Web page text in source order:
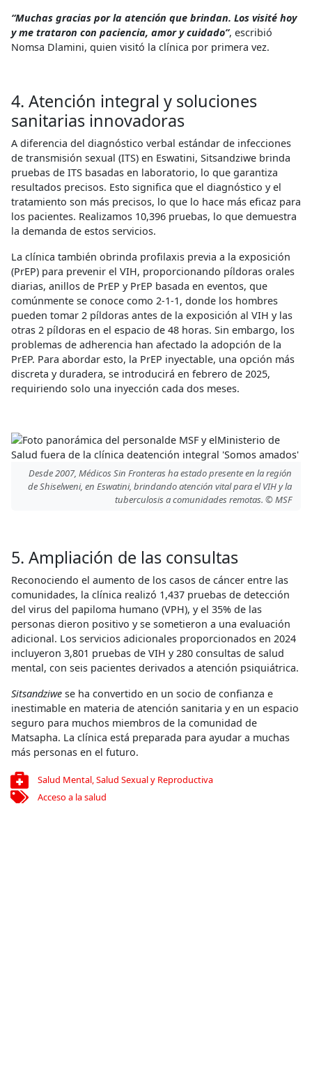
“Muchas gracias por la atención que brindan. Los visité hoy
y me trataron con paciencia, amor y cuidado”, escribió
Nomsa Dlamini, quien visitó la clínica por primera vez.
4. Atención integral y soluciones
sanitarias innovadoras
A diferencia del diagnóstico verbal estándar de infecciones
de transmisión sexual (ITS) en Eswatini, Sitsandziwe brinda
pruebas de ITS basadas en laboratorio, lo que garantiza
resultados precisos. Esto significa que el diagnóstico y el
tratamiento son más precisos, lo que lo hace más eficaz para
los pacientes. Realizamos 10,396 pruebas, lo que demuestra
la demanda de estos servicios.
La clínica también obrinda profilaxis previa a la exposición
(PrEP) para prevenir el VIH, proporcionando píldoras orales
diarias, anillos de PrEP y PrEP basada en eventos, que
comúnmente se conoce como 2-1-1, donde los hombres
pueden tomar 2 píldoras antes de la exposición al VIH y las
otras 2 píldoras en el espacio de 48 horas. Sin embargo, los
problemas de adherencia han afectado la adopción de la
PrEP. Para abordar esto, la PrEP inyectable, una opción más
discreta y duradera, se introducirá en febrero de 2025,
requiriendo solo una inyección cada dos meses.
Desde 2007, Médicos Sin Fronteras ha estado presente en la región
de Shiselweni, en Eswatini, brindando atención vital para el VIH y la
tuberculosis a comunidades remotas. © MSF
5. Ampliación de las consultas
Reconociendo el aumento de los casos de cáncer entre las
comunidades, la clínica realizó 1,437 pruebas de detección
del virus del papiloma humano (VPH), y el 35% de las
personas dieron positivo y se sometieron a una evaluación
adicional. Los servicios adicionales proporcionados en 2024
incluyeron 3,801 pruebas de VIH y 280 consultas de salud
mental, con seis pacientes derivados a atención psiquiátrica.
Sitsandziwe se ha convertido en un socio de confianza e
inestimable en materia de atención sanitaria y en un espacio
seguro para muchos miembros de la comunidad de
Matsapha. La clínica está preparada para ayudar a muchas
más personas en el futuro.
Salud Mental, Salud Sexual y Reproductiva
Acceso a la salud